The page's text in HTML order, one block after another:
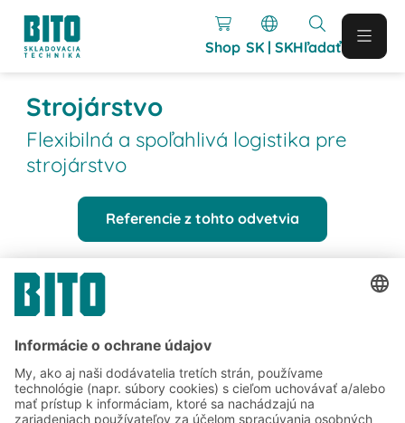
Shop SK | SKHľadať
Strojárstvo
Flexibilná a spoľahlivá logistika pre
strojárstvo
Referencie z tohto odvetvia
Referencie z odvetvia
strojárstva